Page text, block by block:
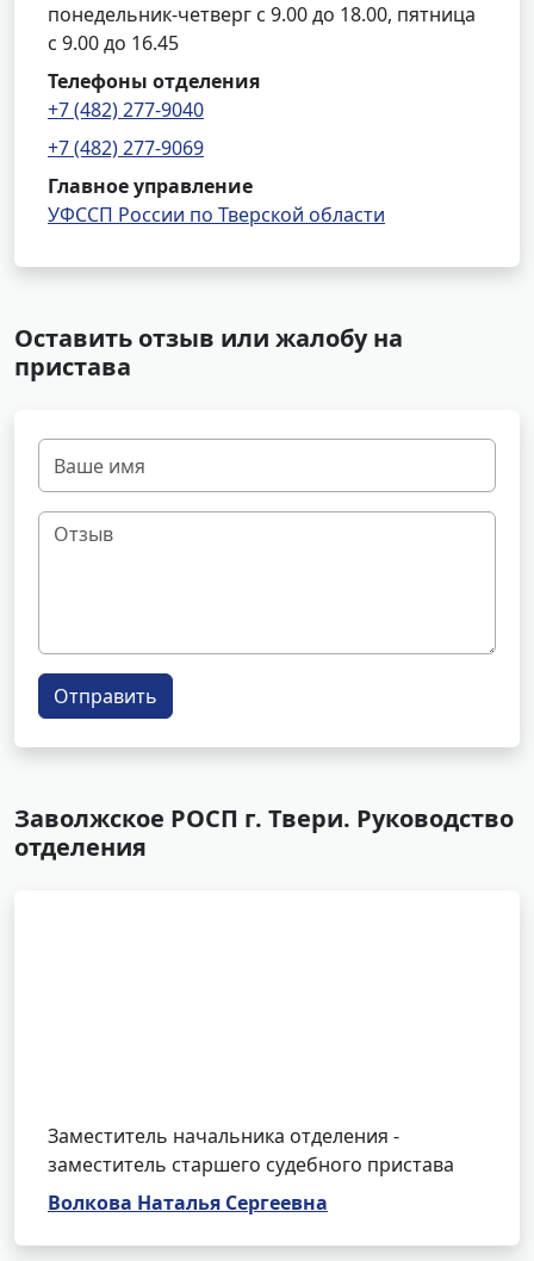
понедельник-четверг с 9.00 до 18.00, пятница
с 9.00 до 16.45
Телефоны отделения
+7 (482) 277-9040
+7 (482) 277-9069
Главное управление
УФССП России по Тверской области
Оставить отзыв или жалобу на
пристава
Отправить
Заволжское РОСП г. Твери. Руководство
отделения
Заместитель начальника отделения -
заместитель старшего судебного пристава
Волкова Наталья Сергеевна